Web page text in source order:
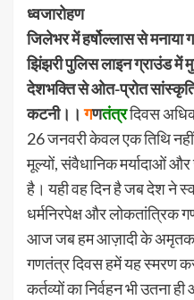
ध्वजारोहण
जिलेभर में हर्षोल्लास से मनाया
झिंझरी पुलिस लाइन ग्राउंड में
देशभक्ति से ओत-प्रोत
कटनी।।गणतंत्रदिवस
26 जनवरी केवल एक तिथि
मूल्यों, संवैधानिक मर्यादाओं और
है। यही वह दिन है जब देश ने
धर्मनिरपेक्ष और लोकतांत्रिक
आज जब हम आज़ादी के
गणतंत्र दिवस हमें यह स्मरण
कर्तव्यों का निर्वहन भी उतना